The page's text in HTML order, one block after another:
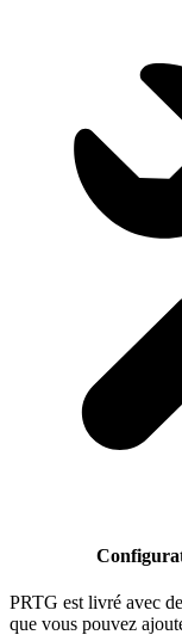
PRTG est livré avec
que vous pouvez